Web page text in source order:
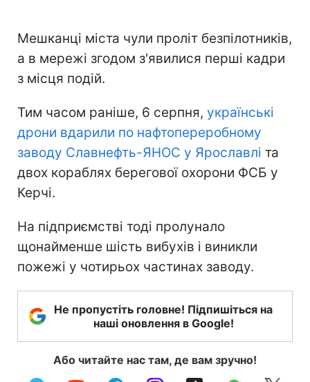
Мешканці міста чули проліт безпілотників,
а в мережі згодом з'явилися перші кадри
з місця подій.
Тим часом раніше, 6 серпня, українські
дрони вдарили по нафтопереробному
заводу Славнефть-ЯНОС у Ярославлі та
двох кораблях берегової охорони ФСБ у
Керчі.
На підприємстві тоді пролунало
щонайменше шість вибухів і виникли
пожежі у чотирьох частинах заводу.
Не пропустіть головне! Підпишіться на
наші оновлення в Google!
Або читайте нас там, де вам зручно!